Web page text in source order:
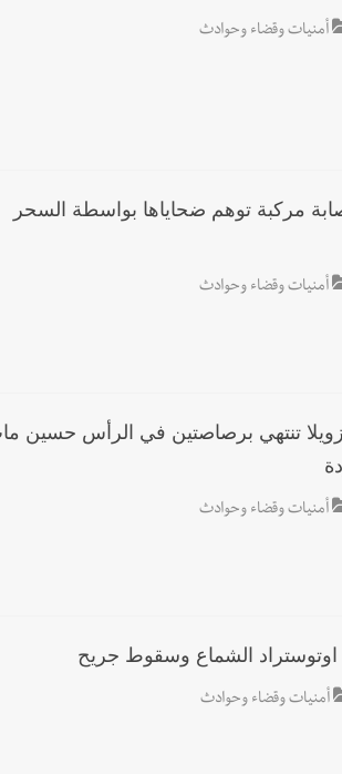
أمنيات وقضاء وحوادث
مركبة توهم ضحاياها بواسطة السحر
أمنيات وقضاء وحوادث
تنتهي برصاصتين في الرأس حسين
أمنيات وقضاء وحوادث
اوتوستراد الشماع وسقوط جريح
أمنيات وقضاء وحوادث